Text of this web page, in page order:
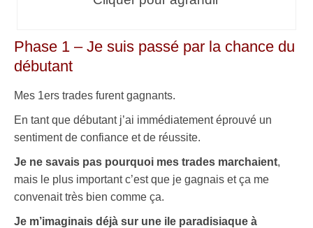
Phase 1 – Je suis passé par la chance du
débutant
Mes 1ers trades furent gagnants.
En tant que débutant j’ai immédiatement éprouvé un
sentiment de confiance et de réussite.
Je ne savais pas pourquoi mes trades marchaient,
mais le plus important c’est que je gagnais et ça me
convenait très bien comme ça.
Je m’imaginais déjà sur une ile paradisiaque à